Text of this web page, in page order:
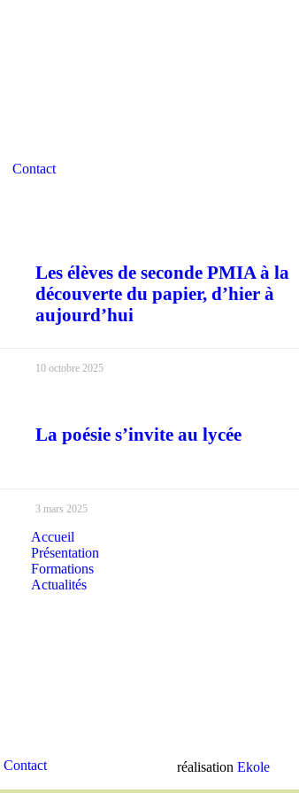
Contact
Les élèves de seconde PMIA à la
découverte du papier, d’hier à
aujourd’hui
10 octobre 2025
La poésie s’invite au lycée
3 mars 2025
Accueil
Présentation
Formations
Actualités
Contact réalisation Ekole